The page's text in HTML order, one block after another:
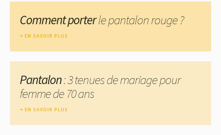
Comment porterle pantalon rouge ?
EN SAVOIR PLUS
Pantalon: 3 tenues de mariage pour
femme de 70 ans
EN SAVOIR PLUS